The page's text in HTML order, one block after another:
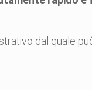
dal quale